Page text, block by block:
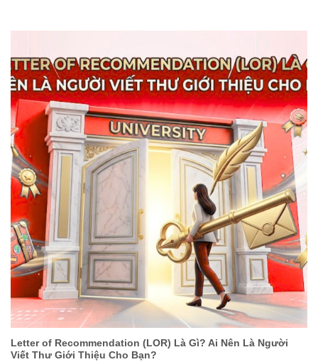
Letter of Recommendation (LOR) Là Gì? Ai Nên Là Người
Viết Thư Giới Thiệu Cho Bạn?